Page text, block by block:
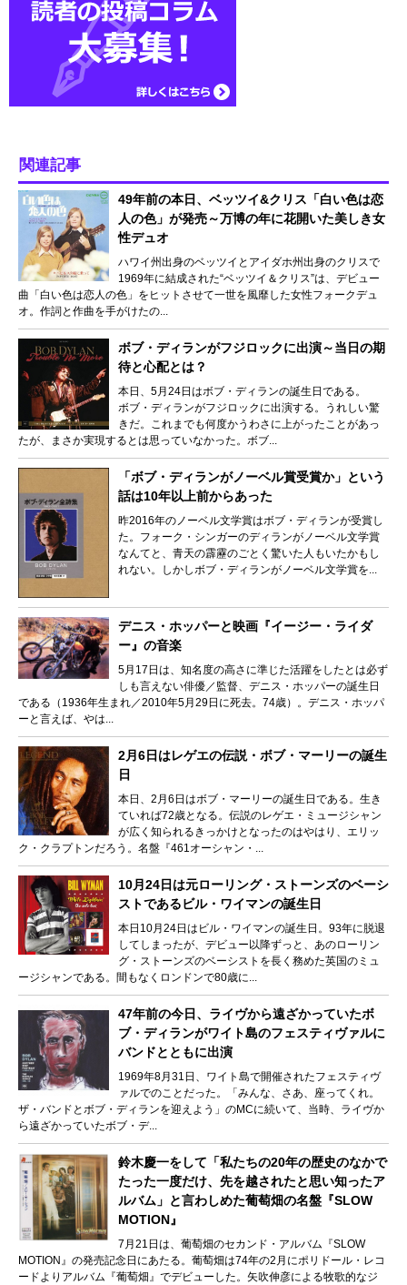
関連記事
49年前の本日、ベッツイ&クリス「白い色は恋
人の色」が発売～万博の年に花開いた美しき女
性デュオ
ハワイ州出身のベッツイとアイダホ州出身のクリスで
1969年に結成された“ベッツイ＆クリス”は、デビュー
曲「白い色は恋人の色」をヒットさせて一世を風靡した女性フォークデュ
オ。作詞と作曲を手がけたの...
ボブ・ディランがフジロックに出演～当日の期
待と心配とは？
本日、5月24日はボブ・ディランの誕生日である。
ボブ・ディランがフジロックに出演する。うれしい驚
きだ。これまでも何度かうわさに上がったことがあっ
たが、まさか実現するとは思っていなかった。ボブ...
「ボブ・ディランがノーベル賞受賞か」という
話は10年以上前からあった
昨2016年のノーベル文学賞はボブ・ディランが受賞し
た。フォーク・シンガーのディランがノーベル文学賞
なんてと、青天の霹靂のごとく驚いた人もいたかもし
れない。しかしボブ・ディランがノーベル文学賞を...
デニス・ホッパーと映画『イージー・ライダ
ー』の音楽
5月17日は、知名度の高さに準じた活躍をしたとは必ず
しも言えない俳優／監督、デニス・ホッパーの誕生日
である（1936年生まれ／2010年5月29日に死去。74歳）。デニス・ホッパ
ーと言えば、やは...
2月6日はレゲエの伝説・ボブ・マーリーの誕生
日
本日、2月6日はボブ・マーリーの誕生日である。生き
ていれば72歳となる。伝説のレゲエ・ミュージシャン
が広く知られるきっかけとなったのはやはり、エリッ
ク・クラプトンだろう。名盤『461オーシャン・...
10月24日は元ローリング・ストーンズのベーシ
ストであるビル・ワイマンの誕生日
本日10月24日はビル・ワイマンの誕生日。93年に脱退
してしまったが、デビュー以降ずっと、あのローリン
グ・ストーンズのベーシストを長く務めた英国のミュ
ージシャンである。間もなくロンドンで80歳に...
47年前の今日、ライヴから遠ざかっていたボ
ブ・ディランがワイト島のフェスティヴァルに
バンドとともに出演
1969年8月31日、ワイト島で開催されたフェスティヴ
ァルでのことだった。「みんな、さあ、座ってくれ。
ザ・バンドとボブ・ディランを迎えよう」のMCに続いて、当時、ライヴか
ら遠ざかっていたボブ・デ...
鈴木慶一をして「私たちの20年の歴史のなかで
たった一度だけ、先を越されたと思い知ったア
ルバム」と言わしめた葡萄畑の名盤『SLOW
MOTION』
7月21日は、葡萄畑のセカンド・アルバム『SLOW
MOTION』の発売記念日にあたる。葡萄畑は74年の2月にポリドール・レコ
ードよりアルバム『葡萄畑』でデビューした。矢吹伸彦による牧歌的なジ